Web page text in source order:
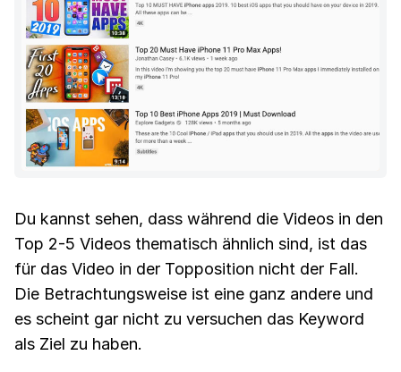
Du kannst sehen, dass während die Videos in den
Top 2-5 Videos thematisch ähnlich sind, ist das
für das Video in der Topposition nicht der Fall.
Die Betrachtungsweise ist eine ganz andere und
es scheint gar nicht zu versuchen das Keyword
als Ziel zu haben.